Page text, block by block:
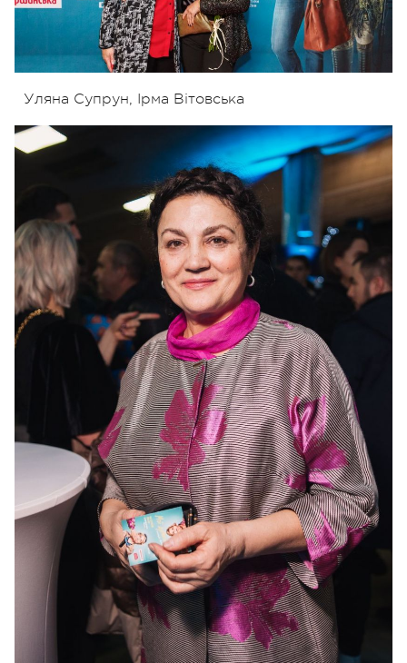
Уляна Супрун, Ірма Вітовська